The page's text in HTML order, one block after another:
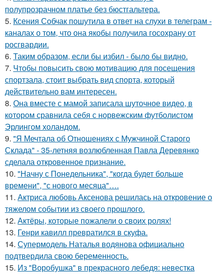
полупрозрачном платье без бюстгальтера.
5. Ксения Собчак пошутила в ответ на слухи в телеграм -
каналах о том, что она якобы получила госохрану от
росгвардии.
6. Таким образом, если бы избил - было бы видно.
7. Чтобы повысить свою мотивацию для посещения
спортзала, стоит выбрать вид спорта, который
действительно вам интересен.
8. Она вместе с мамой записала шуточное видео, в
котором сравнила себя с норвежским футболистом
Эрлингом холандом.
9. "Я Мечтала об Отношениях с Мужчиной Старого
Склада" - 35-летняя возлюбленная Павла Деревянко
сделала откровенное признание.
10. "Начну с Понедельника", "когда будет больше
времени", "с нового месяца"….
11. Актриса любовь Аксенова решилась на откровение о
тяжелом событии из своего прошлого.
12. Актёры, которые пожалели о своих ролях!
13. Генри кавилл превратился в скуфа.
14. Супермодель Наталья водянова официально
подтвердила свою беременность.
15. Из "Воробушка" в прекрасного лебедя: невестка